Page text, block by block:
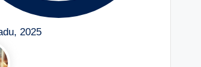
2025